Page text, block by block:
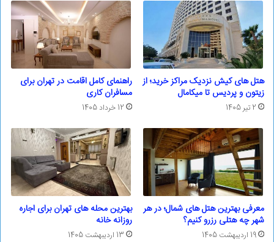
هتل های کیش نزدیک مراکز خرید؛ از
زیتون و پردیس تا میکامال
2 تیر 1405
راهنمای کامل اقامت در تهران برای
مسافران کاری
12 خرداد 1405
معرفی بهترین هتل های شمال؛ در هر
شهر چه هتلی رزرو کنیم؟
19 اردیبهشت 1405
بهترین محله های تهران برای اجاره
روزانه خانه
13 اردیبهشت 1405